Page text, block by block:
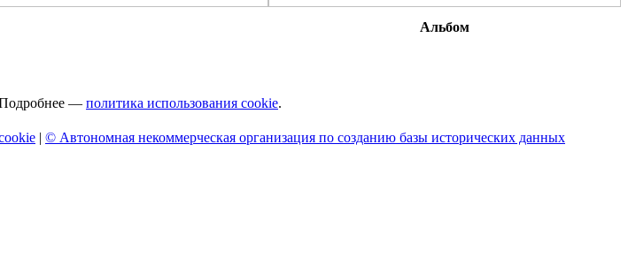
Альбом
Подробнее — политика использования cookie.
| © Автономная некоммерческая организация по созданию базы исторических данных